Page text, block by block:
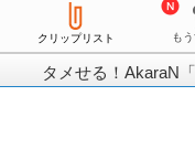
クリップリスト も
タメせる！AkaraN